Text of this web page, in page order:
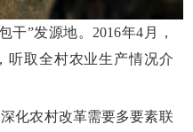
”发源地。2016年4月，
听取全村农业生产情况介
农村改革需要多要素联